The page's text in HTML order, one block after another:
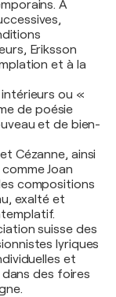
À
Eriksson
et à la
ou «
de poésie
et de bien-
Cézanne, ainsi
Joan
compositions
exalté et
suisse des
lyriques
et
des foires